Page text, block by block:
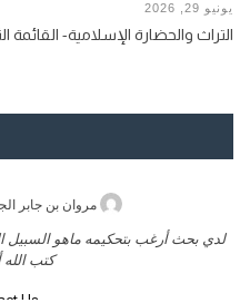
يونيو 29, 2026
التراث والحضارة الإسلامية- القائمة
حامد الزريقي
السلام عليكم ورحمة الله